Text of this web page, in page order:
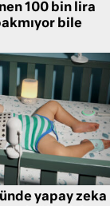
100 bin lira
bile
yapay zeka